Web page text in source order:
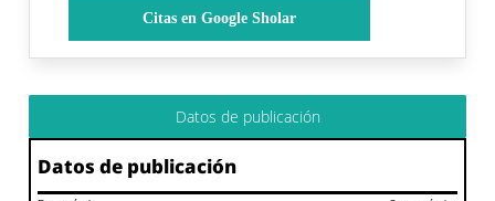
Citas en Google Sholar
Datos de publicación
Datos de publicación